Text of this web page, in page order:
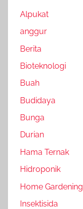
Alpukat
anggur
Berita
Bioteknologi
Buah
Budidaya
Bunga
Durian
Hama Ternak
Hidroponik
Home Gardening
Insektisida